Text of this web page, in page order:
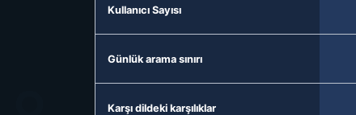
Kullanıcı Sayısı
Günlük arama sınırı
Karşı dildeki karşılıklar